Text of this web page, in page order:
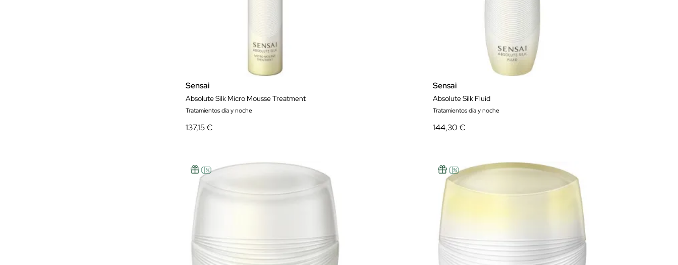
Sensai
Absolute Silk Micro Mousse Treatment
Tratamientos día y noche
137,15 €
Sensai
Absolute Silk Fluid
Tratamientos día y noche
144,30 €